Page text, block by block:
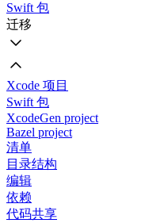
Swift 包
迁移
Xcode 项目
Swift 包
XcodeGen project
Bazel project
清单
目录结构
编辑
依赖
代码共享